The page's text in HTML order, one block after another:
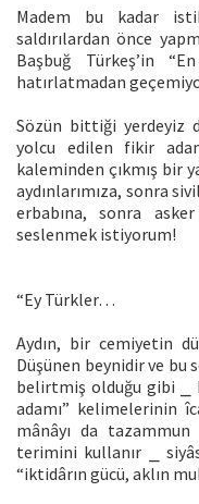
Madem bu kadar
saldırılardan önce
Başbuğ Türkeş’in
hatırlatmadan
Sözün bittiği yerdeyiz
yolcu edilen fikir
kaleminden çıkmış bir
aydınlarımıza, sonra
erbabına, sonra
seslenmek istiyorum!
“Ey Türkler…
Aydın, bir cemiyetin
Düşünen beynidir ve bu
belirtmiş olduğu gibi ⎯
adamı” kelimelerinin
mânâyı da tazammun
terimini kullanır ⎯
“iktidârın gücü, aklın